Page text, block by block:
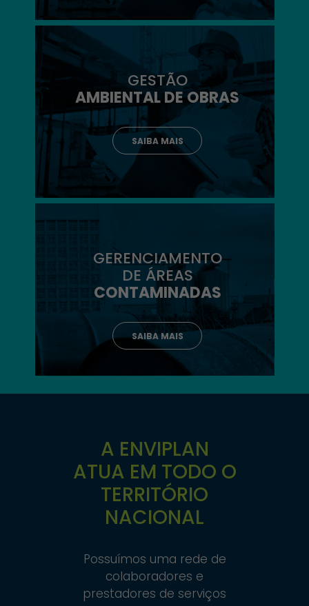
GESTÃO
AMBIENTAL DE OBRAS
SAIBA MAIS
GERENCIAMENTO
DE ÁREAS
CONTAMINADAS
SAIBA MAIS
A ENVIPLAN
ATUA EM TODO O
TERRITÓRIO
NACIONAL
Possuímos uma rede de
colaboradores e
prestadores de serviços